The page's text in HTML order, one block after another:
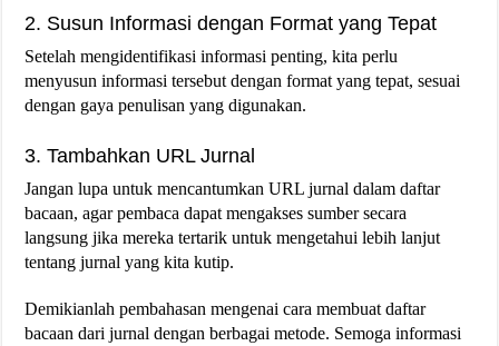
2. Susun Informasi dengan Format yang Tepat
Setelah mengidentifikasi informasi penting, kita perlu
menyusun informasi tersebut dengan format yang tepat, sesuai
dengan gaya penulisan yang digunakan.
3. Tambahkan URL Jurnal
Jangan lupa untuk mencantumkan URL jurnal dalam daftar
bacaan, agar pembaca dapat mengakses sumber secara
langsung jika mereka tertarik untuk mengetahui lebih lanjut
tentang jurnal yang kita kutip.
Demikianlah pembahasan mengenai cara membuat daftar
bacaan dari jurnal dengan berbagai metode. Semoga informasi